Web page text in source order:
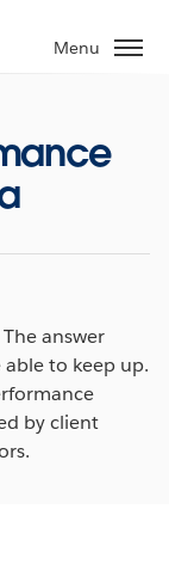
Menu
answer
to keep up.
by client